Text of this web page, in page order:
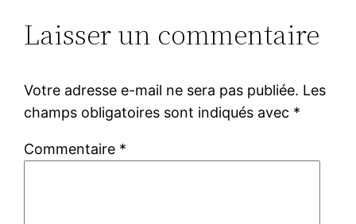
Laisser un commentaire
Votre adresse e-mail ne sera pas publiée. Les
champs obligatoires sont indiqués avec *
Commentaire *